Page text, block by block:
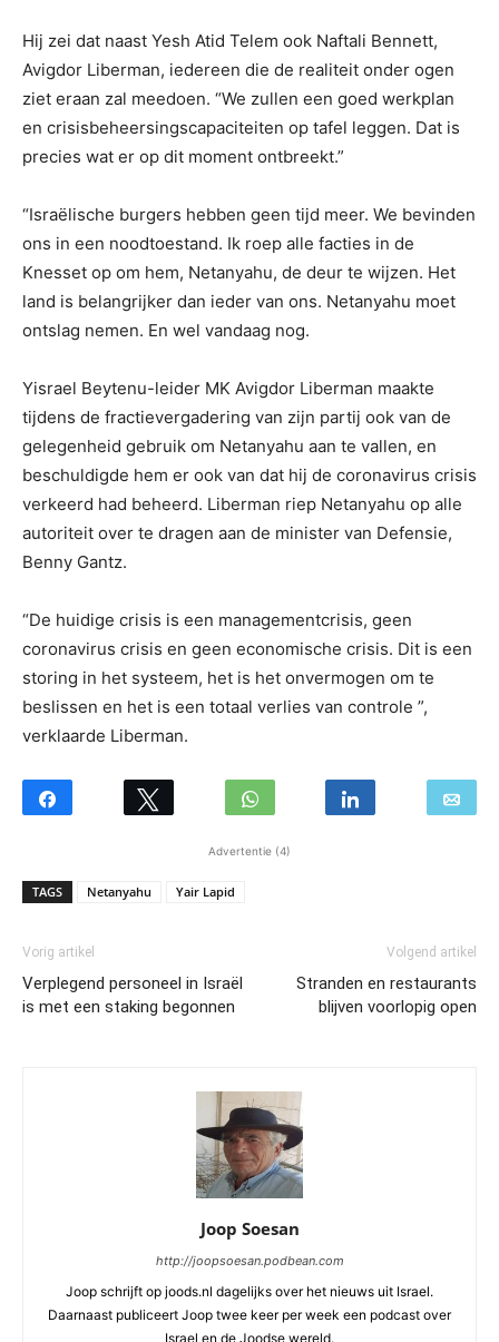
Hij zei dat naast Yesh Atid Telem ook Naftali Bennett,
Avigdor Liberman, iedereen die de realiteit onder ogen
ziet eraan zal meedoen. “We zullen een goed werkplan
en crisisbeheersingscapaciteiten op tafel leggen. Dat is
precies wat er op dit moment ontbreekt.”
“Israëlische burgers hebben geen tijd meer. We bevinden
ons in een noodtoestand. Ik roep alle facties in de
Knesset op om hem, Netanyahu, de deur te wijzen. Het
land is belangrijker dan ieder van ons. Netanyahu moet
ontslag nemen. En wel vandaag nog.
Yisrael Beytenu-leider MK Avigdor Liberman maakte
tijdens de fractievergadering van zijn partij ook van de
gelegenheid gebruik om Netanyahu aan te vallen, en
beschuldigde hem er ook van dat hij de coronavirus crisis
verkeerd had beheerd. Liberman riep Netanyahu op alle
autoriteit over te dragen aan de minister van Defensie,
Benny Gantz.
“De huidige crisis is een managementcrisis, geen
coronavirus crisis en geen economische crisis. Dit is een
storing in het systeem, het is het onvermogen om te
beslissen en het is een totaal verlies van controle ”,
verklaarde Liberman.
Advertentie (4)
TAGS Netanyahu Yair Lapid
Vorig artikel
Verplegend personeel in Israël
is met een staking begonnen
Volgend artikel
Stranden en restaurants
blijven voorlopig open
Joop Soesan
http://joopsoesan.podbean.com
Joop schrijft op joods.nl dagelijks over het nieuws uit Israel.
Daarnaast publiceert Joop twee keer per week een podcast over
Israel en de Joodse wereld.